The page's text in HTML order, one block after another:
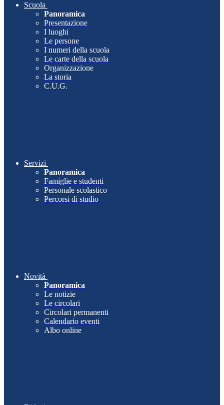
Scuola
Panoramica
Presentazione
I luoghi
Le persone
I numeri della scuola
Le carte della scuola
Organizzazione
La storia
C.U.G.
Servizi
Panoramica
Famiglie e studenti
Personale scolastico
Percorsi di studio
Novità
Panoramica
Le notizie
Le circolari
Circolari permanenti
Calendario eventi
Albo online